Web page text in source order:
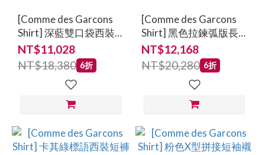
[Comme des Garcons
Shirt] 深藍雙口袋西裝
長褲
NT$11,028
NT$18,380 6折
[Comme des Garcons
Shirt] 黑色拉鍊弧版長
褲
NT$12,168
NT$20,280 6折